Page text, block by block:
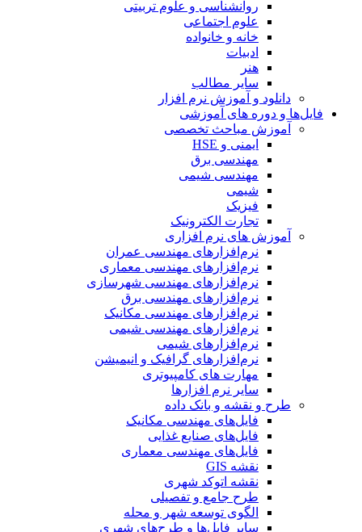
روانشناسی و علوم تربیتی
علوم اجتماعی
خانه و خانواده
ادبیات
هنر
سایر مطالب
دانلود و آموزش نرم افزار
فایل‌ها و دوره های آموزشی
آموزش مباحث تخصصی
ایمنی و HSE
مهندسی برق
مهندسی شیمی
شیمی
فیزیک
تجارت الکترونیک
آموزش های نرم افزاری
نرم‌افزارهای مهندسی عمران
نرم‌افزارهای مهندسی معماری
نرم‌افزارهای مهندسی شهرسازی
نرم‌افزارهای مهندسی برق
نرم‌افزارهای مهندسی مکانیک
نرم‌افزارهای مهندسی شیمی
نرم‌افزارهای شیمی
نرم‌افزارهای گرافیک و انیمیشن
مهارت های کامپیوتری
سایر نرم افزارها
طرح و نقشه و بانک داده
فایل‌های مهندسی مکانیک
فایل‌های صنایع غذایی
فایل‌های مهندسی معماری
نقشه GIS
نقشه اتوکد شهری
طرح جامع و تفصیلی
الگوی توسعه شهر و محله
سایر فایل‌ها و طرح‌های شهری